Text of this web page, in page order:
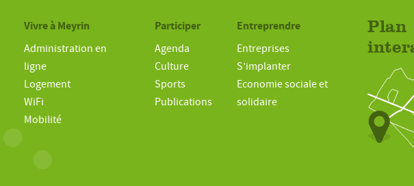
Vivre à Meyrin
Administration en
ligne
Logement
WiFi
Mobilité
Participer
Agenda
Culture
Sports
Publications
Entreprendre
Entreprises
S’implanter
Economie sociale et
solidaire
Plan